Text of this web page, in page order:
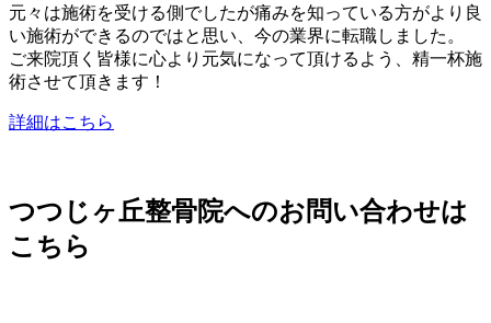
元々は施術を受ける側でしたが痛みを知っている方がより良
い施術ができるのではと思い、今の業界に転職しました。
ご来院頂く皆様に心より元気になって頂けるよう、精一杯施
術させて頂きます！
詳細はこちら
つつじヶ丘整骨院へのお問い合わせは
こちら